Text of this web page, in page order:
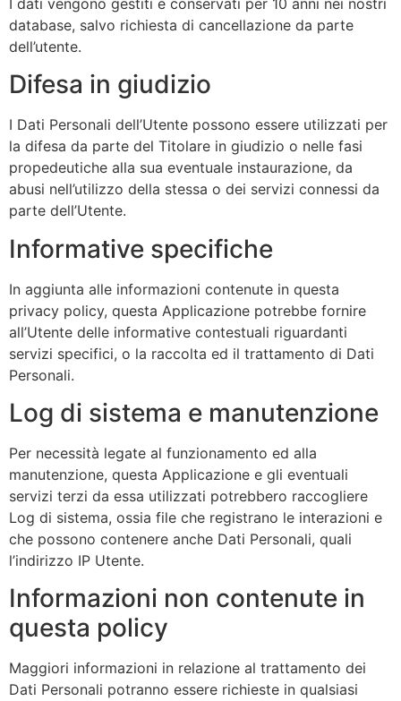
database, salvo richiesta di cancellazione da parte
dell’utente.
Difesa in giudizio
I Dati Personali dell’Utente possono essere utilizzati per
la difesa da parte del Titolare in giudizio o nelle fasi
propedeutiche alla sua eventuale instaurazione, da
abusi nell’utilizzo della stessa o dei servizi connessi da
parte dell’Utente.
Informative specifiche
In aggiunta alle informazioni contenute in questa
privacy policy, questa Applicazione potrebbe fornire
all’Utente delle informative contestuali riguardanti
servizi specifici, o la raccolta ed il trattamento di Dati
Personali.
Log di sistema e manutenzione
Per necessità legate al funzionamento ed alla
manutenzione, questa Applicazione e gli eventuali
servizi terzi da essa utilizzati potrebbero raccogliere
Log di sistema, ossia file che registrano le interazioni e
che possono contenere anche Dati Personali, quali
l’indirizzo IP Utente.
Informazioni non contenute in
questa policy
Maggiori informazioni in relazione al trattamento dei
Dati Personali potranno essere richieste in qualsiasi